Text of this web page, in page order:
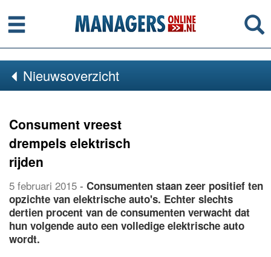
Menu
Nieuwsoverzicht
Consument vreest
drempels elektrisch
rijden
5 februari 2015 - Consumenten staan zeer positief ten
opzichte van elektrische auto's. Echter slechts
dertien procent van de consumenten verwacht dat
hun volgende auto een volledige elektrische auto
wordt.